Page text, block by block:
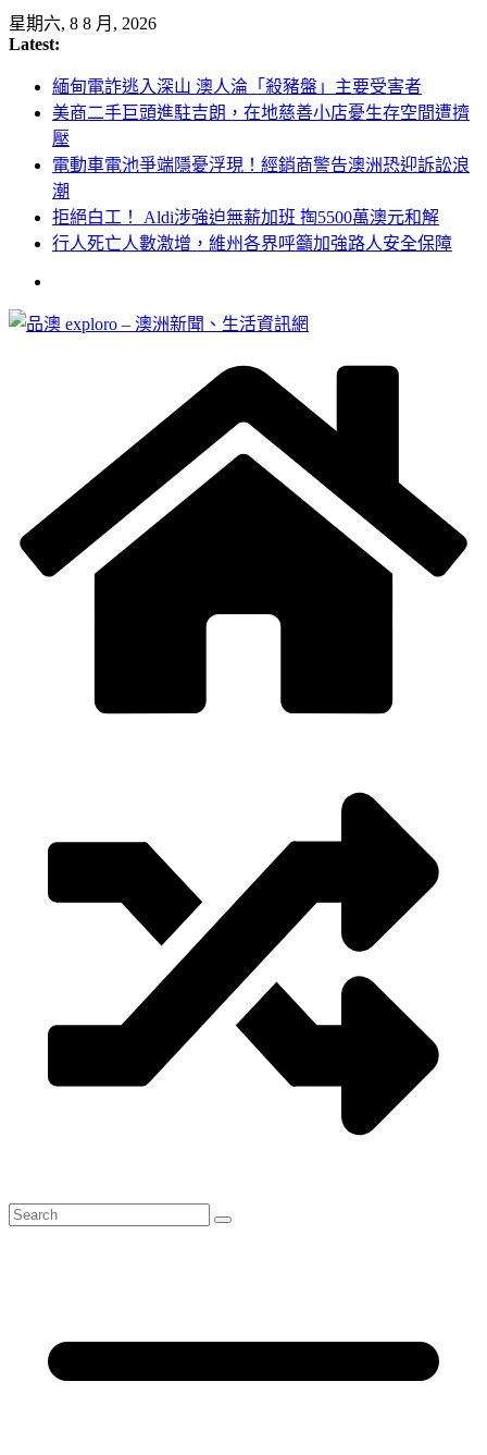
Skip
to
content
星期六, 8 8 月, 2026
Latest:
緬甸電詐逃入深山 澳人淪「殺豬盤」主要受害者
美商二手巨頭進駐吉朗，在地慈善小店憂生存空間遭擠
壓
電動車電池爭端隱憂浮現！經銷商警告澳洲恐迎訴訟浪
潮
拒絕白工！ Aldi涉強迫無薪加班 掏5500萬澳元和解
行人死亡人數激增，維州各界呼籲加強路人安全保障